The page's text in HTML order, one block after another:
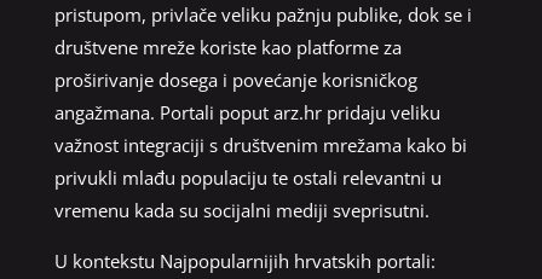
pristupom, privlače veliku pažnju publike, dok se i
društvene mreže koriste kao platforme za
proširivanje dosega i povećanje korisničkog
angažmana. Portali poput arz.hr pridaju veliku
važnost integraciji s društvenim mrežama kako bi
privukli mlađu populaciju te ostali relevantni u
vremenu kada su socijalni mediji sveprisutni.
U kontekstu Najpopularnijih hrvatskih portali: